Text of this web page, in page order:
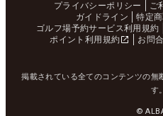
プライバシーポリシー
ご
ガイドライン
特定
ゴルフ場予約サービス利用規約
ポイント利用規約
お問
掲載されている全てのコンテンツの無
す。
©